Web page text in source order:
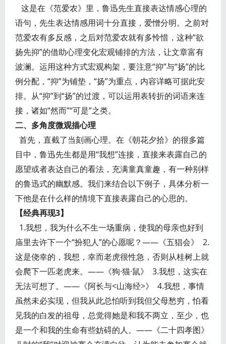
这是在《范爱农》里，鲁迅先生直接表达情感心理的
语句，先生表达情感用词十分直接，爱憎分明。之前对
范爱农有多反感，之后对范爱农就有多怜惜，这种“欲
扬先抑”的借助心理变化宏观铺排的方法，让文章富有
波澜。运用这种方式宏观构架，要注意“抑”与“扬”的比
例分配，“抑”为铺垫，“扬”为重点，内容详略可据此安
排。从“抑”到“扬”的过渡，可以运用表转折的词语来连
接，诸如“然而”“可是”之类。
二、多角度微观描心理
首先，直截了当刻画心理。在《朝花夕拾》的很多篇
目中，鲁迅先生都是用“我想”连接，直接来表露自己的
愿望或者表达自己的看法，充满童真童趣，有一种别样
的鲁迅式的幽默感。我们来结合以下例子，具体分析一
下他是在什么样的情境下直接表露自己的心思的。
【经典再现3】
1.我想，我为什么不生一场重病，使我的母亲也好到
庙里去许下一个“扮犯人”的心愿呢？——《五猖会》 2.
这是侥幸的，我想，幸而老虎很性急，否则从桂树上就
会爬下一匹老虎来。——《狗·猫·鼠》 3.我想，这实在
无法可想了。——《阿长与<山海经>》 4.我想，事情
虽然未必实现，但我从此总怕听到我但父母愁穷，怕看
见我的白发的祖母，总觉得她是和我不两立，至少，也
是一个和我的生命有些妨碍的人。——《二十四孝图》